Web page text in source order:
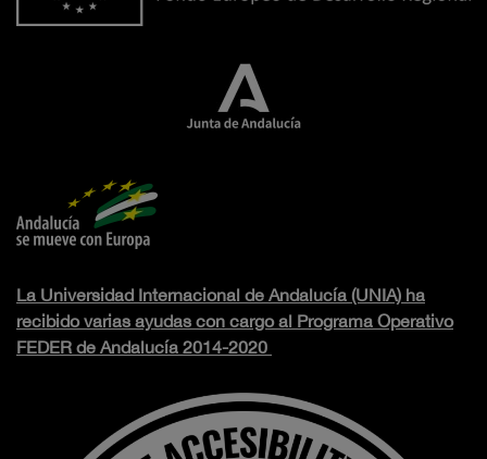
La Universidad Internacional de Andalucía (UNIA) ha
recibido varias ayudas con cargo al Programa Operativo
FEDER de Andalucía 2014-2020